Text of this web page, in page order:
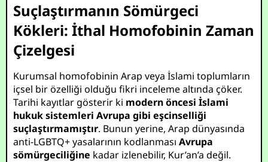
Suçlaştırmanın Sömürgeci
Kökleri: İthal Homofobinin Zaman
Çizelgesi
Kurumsal homofobinin Arap veya İslami toplumların
içsel bir özelliği olduğu fikri inceleme altında çöker.
Tarihi kayıtlar gösterir ki modern öncesi İslami
hukuk sistemleri Avrupa gibi eşcinselliği
suçlaştırmamıştır. Bunun yerine, Arap dünyasında
anti-LGBTQ+ yasalarının kodlanmasıAvrupa
sömürgeciliğine kadar izlenebilir, Kur’an’a değil.